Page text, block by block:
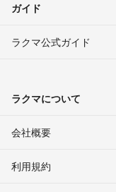
ガイド
ラクマ公式ガイド
ラクマについて
会社概要
利用規約